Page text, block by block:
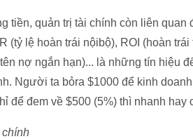
tiền, quản trị tài chính còn liên
(tỷ lệ hoàn trái nộibộ), ROI (hoàn
nợ ngắn hạn)... là những tín hiệu
Người ta bỏra $1000 để kinh
để đem về $500 (5%) thì nhanh
chính